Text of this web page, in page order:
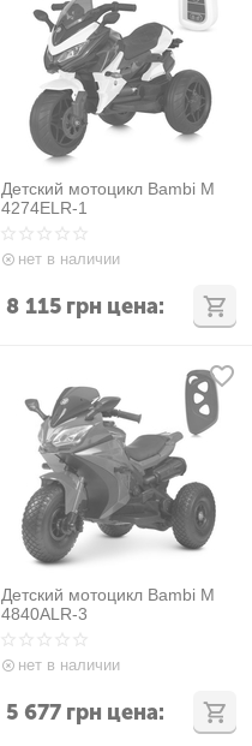
Детский мотоцикл Bambi M
4274ELR-1
нет в наличии
8 115 грн цена:
Детский мотоцикл Bambi M
4840ALR-3
нет в наличии
5 677 грн цена: